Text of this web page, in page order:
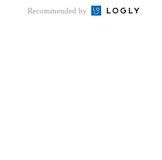
Recommended by